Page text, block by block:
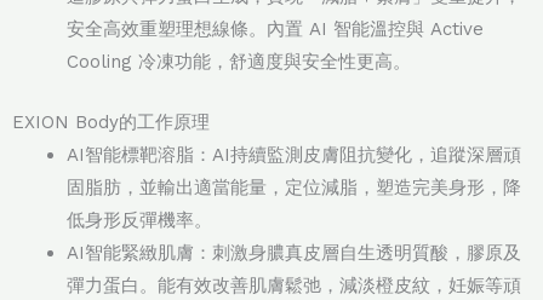
安全高效重塑理想線條。內置 AI 智能溫控與 Active
Cooling 冷凍功能，舒適度與安全性更高。
EXION Body的工作原理
AI智能標靶溶脂：AI持續監測皮膚阻抗變化，追蹤深層頑
固脂肪，並輸出適當能量，定位減脂，塑造完美身形，降
低身形反彈機率。
AI智能緊緻肌膚：刺激身膿真皮層自生透明質酸，膠原及
彈力蛋白。能有效改善肌膚鬆弛，減淡橙皮紋，妊娠等頑